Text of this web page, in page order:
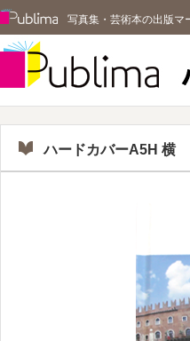
Publima
写真集・芸術本の出版マ
ハードカバーA5H 横